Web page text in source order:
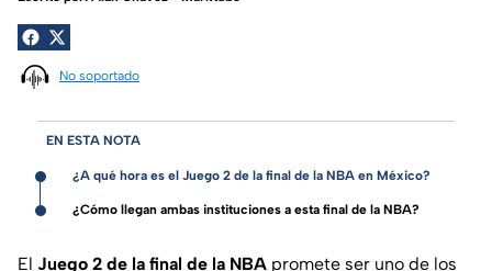
No soportado
EN ESTA NOTA
¿A qué hora es el Juego 2 de la final de la NBA en México?
¿Cómo llegan ambas instituciones a esta final de la NBA?
El Juego 2 de la final de la NBA promete ser uno de los